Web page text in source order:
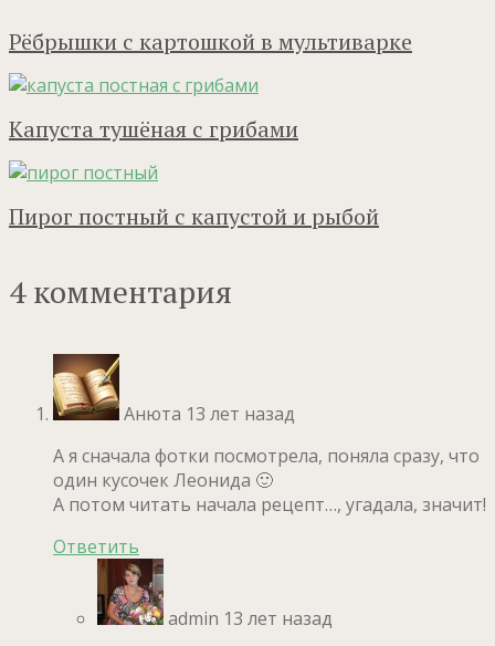
Рёбрышки с картошкой в мультиварке
Капуста тушёная с грибами
Пирог постный с капустой и рыбой
4 комментария
Анюта 13 лет назад
А я сначала фотки посмотрела, поняла сразу, что
один кусочек Леонида 🙂
А потом читать начала рецепт…, угадала, значит!
Ответить
admin 13 лет назад